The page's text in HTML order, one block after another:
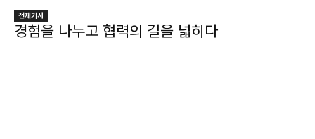
전체기사
경험을 나누고 협력의 길을 넓히다